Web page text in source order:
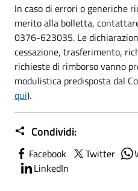
In caso di errori o generiche
merito alla bolletta,
0376-623035. Le
cessazione, trasferimento,
richieste di rimborso vanno
modulistica predisposta dal
qui).
Condividi:
Facebook Twitter
LinkedIn